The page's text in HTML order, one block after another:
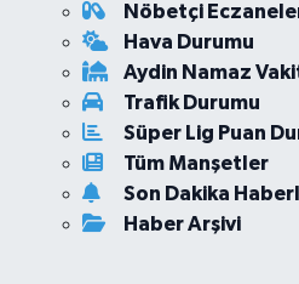
Nöbetçi
Hava Durumu
Aydin Namaz
Trafik Durumu
Süper Lig Puan
Tüm Manşetler
Son Dakika
Haber Arşivi